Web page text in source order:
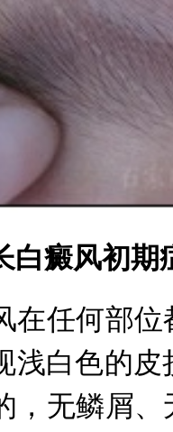
癜风初期
任何部位都
浅白色的
，无鳞屑